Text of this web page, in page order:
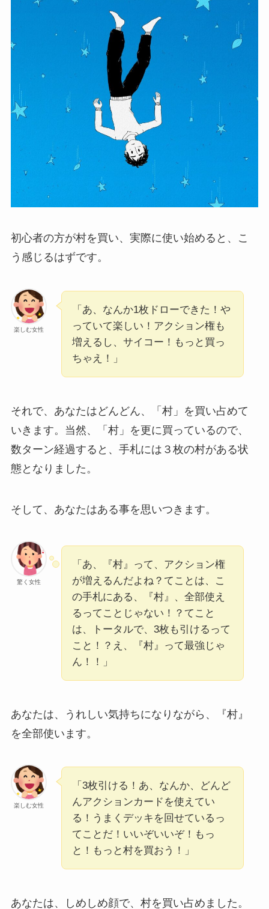
初心者の方が村を買い、実際に使い始めると、こ
う感じるはずです。
楽しむ女性
「あ、なんか1枚ドローできた！や
っていて楽しい！アクション権も
増えるし、サイコー！もっと買っ
ちゃえ！」
それで、あなたはどんどん、「村」を買い占めて
いきます。当然、「村」を更に買っているので、
数ターン経過すると、手札には３枚の村がある状
態となりました。
そして、あなたはある事を思いつきます。
驚く女性
「あ、『村』って、アクション権
が増えるんだよね？てことは、こ
の手札にある、『村』、全部使え
るってことじゃない！？てこと
は、トータルで、3枚も引けるって
こと！？え、『村』って最強じゃ
ん！！」
あなたは、うれしい気持ちになりながら、『村』
を全部使います。
楽しむ女性
「3枚引ける！あ、なんか、どんど
んアクションカードを使えてい
る！うまくデッキを回せているっ
てことだ！いいぞいいぞ！もっ
と！もっと村を買おう！」
あなたは、しめしめ顔で、村を買い占めました。